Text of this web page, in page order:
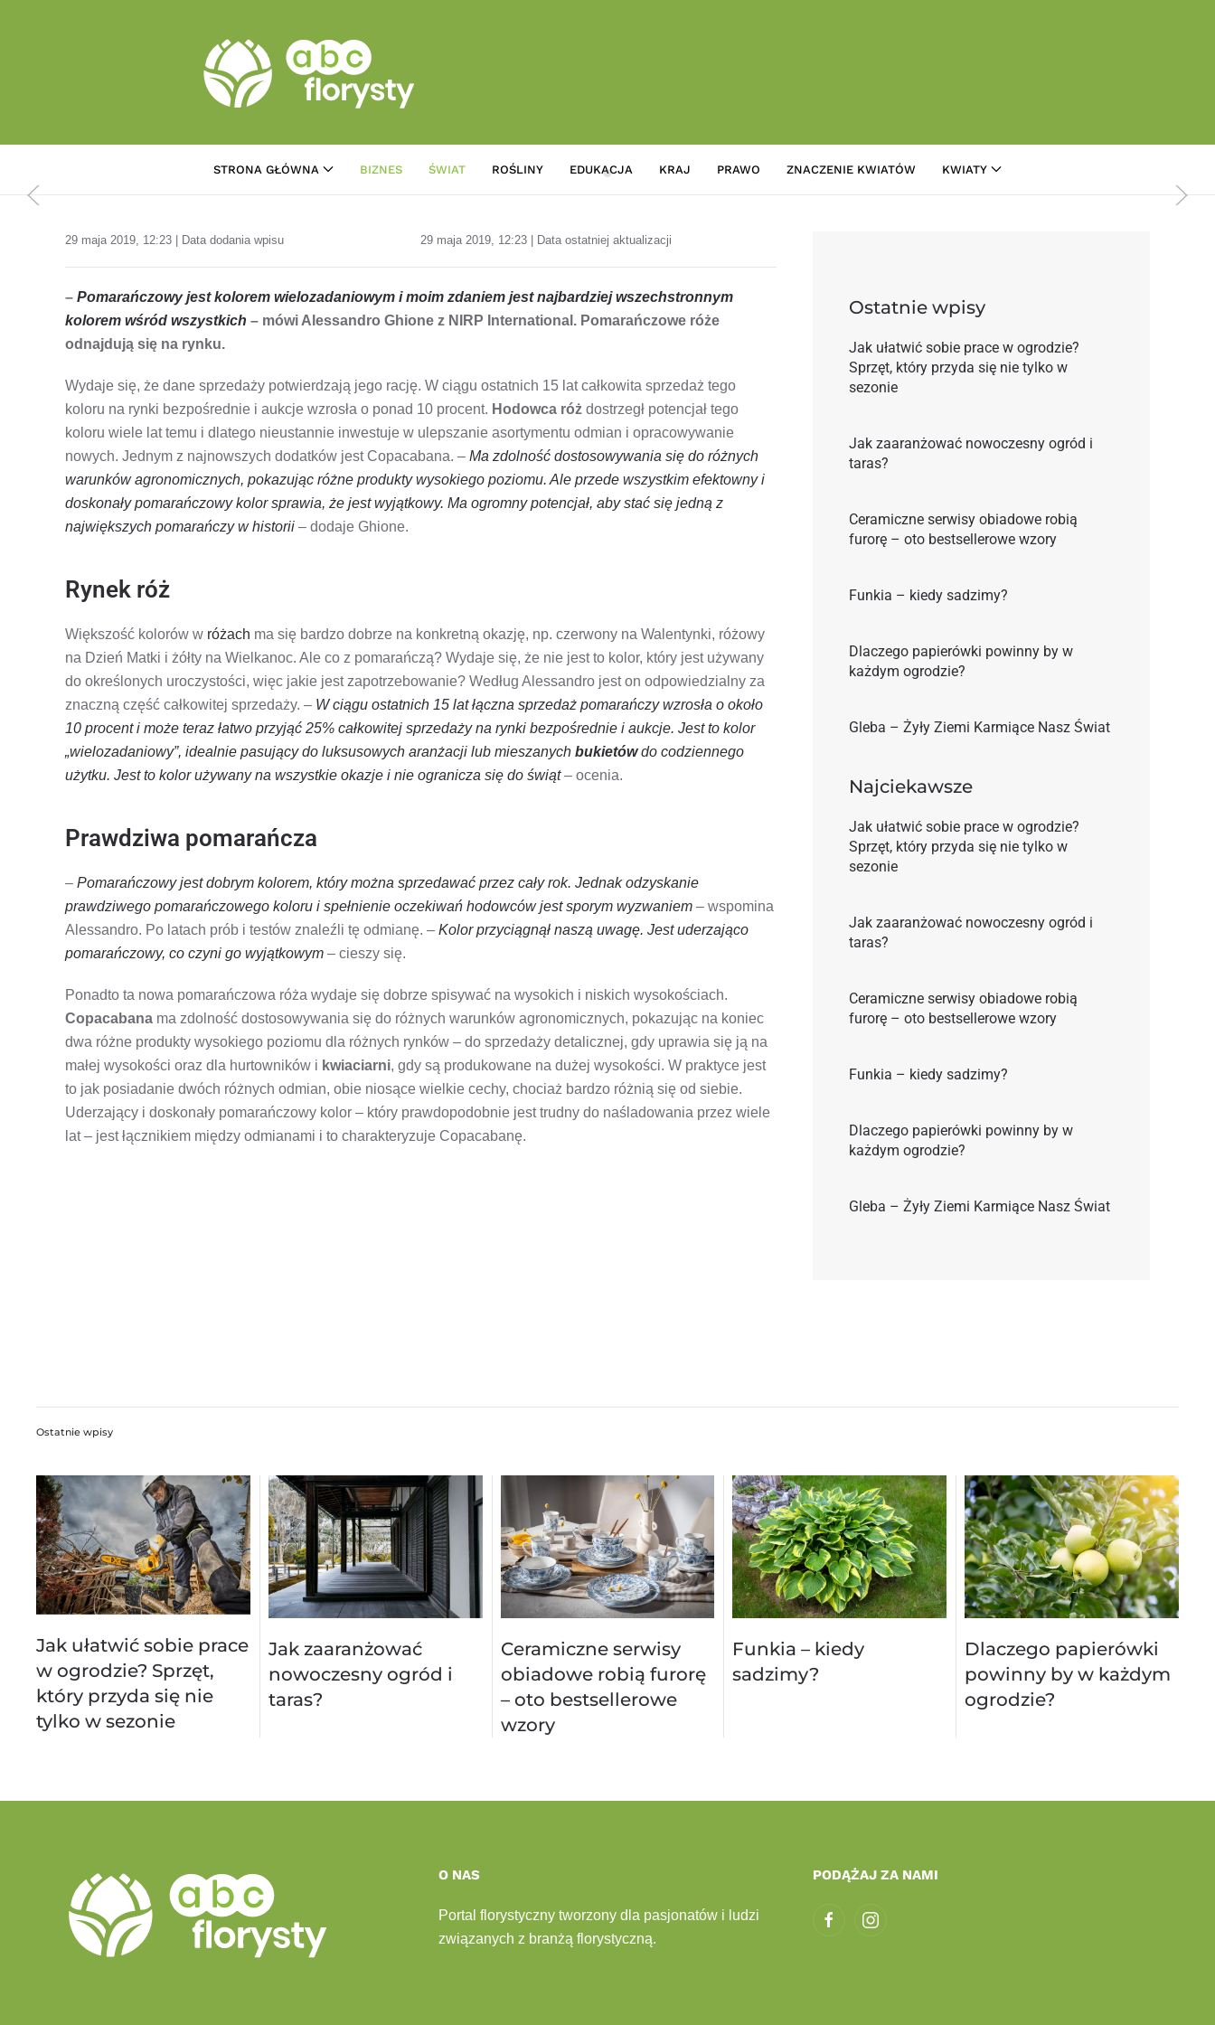
STRONA GŁÓWNA BIZNES ŚWIAT ROŚLINY EDUKACJA KRAJ PRAWO ZNACZENIE KWIATÓW KWIATY
29 maja 2019, 12:23 | Data dodania wpisu 29 maja 2019, 12:23 | Data ostatniej aktualizacji
– Pomarańczowy jest kolorem wielozadaniowym i moim zdaniem jest najbardziej wszechstronnym
kolorem wśród wszystkich – mówi Alessandro Ghione z NIRP International. Pomarańczowe róże
odnajdują się na rynku.
Wydaje się, że dane sprzedaży potwierdzają jego rację. W ciągu ostatnich 15 lat całkowita sprzedaż tego
koloru na rynki bezpośrednie i aukcje wzrosła o ponad 10 procent. Hodowca róż dostrzegł potencjał tego
koloru wiele lat temu i dlatego nieustannie inwestuje w ulepszanie asortymentu odmian i opracowywanie
nowych. Jednym z najnowszych dodatków jest Copacabana. – Ma zdolność dostosowywania się do różnych
warunków agronomicznych, pokazując różne produkty wysokiego poziomu. Ale przede wszystkim efektowny i
doskonały pomarańczowy kolor sprawia, że ​​jest wyjątkowy. Ma ogromny potencjał, aby stać się jedną z
największych pomarańczy w historii – dodaje Ghione.
Rynek róż
Większość kolorów w różach ma się bardzo dobrze na konkretną okazję, np. czerwony na Walentynki, różowy
na Dzień Matki i żółty na Wielkanoc. Ale co z pomarańczą? Wydaje się, że nie jest to kolor, który jest używany
do określonych uroczystości, więc jakie jest zapotrzebowanie? Według Alessandro jest on odpowiedzialny za
znaczną część całkowitej sprzedaży. – W ciągu ostatnich 15 lat łączna sprzedaż pomarańczy wzrosła o około
10 procent i może teraz łatwo przyjąć 25% całkowitej sprzedaży na rynki bezpośrednie i aukcje. Jest to kolor
„wielozadaniowy”, idealnie pasujący do luksusowych aranżacji lub mieszanych bukietówdo codziennego
użytku. Jest to kolor używany na wszystkie okazje i nie ogranicza się do świąt– ocenia.
Prawdziwa pomarańcza
– Pomarańczowy jest dobrym kolorem, który można sprzedawać przez cały rok. Jednak odzyskanie
prawdziwego pomarańczowego koloru i spełnienie oczekiwań hodowców jest sporym wyzwaniem – wspomina
Alessandro. Po latach prób i testów znaleźli tę odmianę. – Kolor przyciągnął naszą uwagę. Jest uderzająco
pomarańczowy, co czyni go wyjątkowym – cieszy się.
Ponadto ta nowa pomarańczowa róża wydaje się dobrze spisywać na wysokich i niskich wysokościach.
Copacabana ma zdolność dostosowywania się do różnych warunków agronomicznych, pokazując na koniec
dwa różne produkty wysokiego poziomu dla różnych rynków – do sprzedaży detalicznej, gdy uprawia się ją na
małej wysokości oraz dla hurtowników i kwiaciarni, gdy są produkowane na dużej wysokości. W praktyce jest
to jak posiadanie dwóch różnych odmian, obie niosące wielkie cechy, chociaż bardzo różnią się od siebie.
Uderzający i doskonały pomarańczowy kolor – który prawdopodobnie jest trudny do naśladowania przez wiele
lat – jest łącznikiem między odmianami i to charakteryzuje Copacabanę.
Ostatnie wpisy
Jak ułatwić sobie prace w ogrodzie?
Sprzęt, który przyda się nie tylko w
sezonie
Jak zaaranżować nowoczesny ogród i
taras?
Ceramiczne serwisy obiadowe robią
furorę – oto bestsellerowe wzory
Funkia – kiedy sadzimy?
Dlaczego papierówki powinny by w
każdym ogrodzie?
Gleba – Żyły Ziemi Karmiące Nasz Świat
Najciekawsze
Jak ułatwić sobie prace w ogrodzie?
Sprzęt, który przyda się nie tylko w
sezonie
Jak zaaranżować nowoczesny ogród i
taras?
Ceramiczne serwisy obiadowe robią
furorę – oto bestsellerowe wzory
Funkia – kiedy sadzimy?
Dlaczego papierówki powinny by w
każdym ogrodzie?
Gleba – Żyły Ziemi Karmiące Nasz Świat
Ostatnie wpisy
Jak ułatwić sobie prace
w ogrodzie? Sprzęt,
który przyda się nie
tylko w sezonie
Jak zaaranżować
nowoczesny ogród i
taras?
Ceramiczne serwisy
obiadowe robią furorę
– oto bestsellerowe
wzory
Funkia – kiedy
sadzimy?
Dlaczego papierówki
powinny by w każdym
ogrodzie?
O NAS
Portal florystyczny tworzony dla pasjonatów i ludzi
związanych z branżą florystyczną.
PODĄŻAJ ZA NAMI